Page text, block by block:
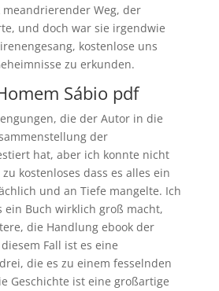
Weg, der
und doch war sie irgendwie
kostenlose uns
zu erkunden.
Sábio pdf
die der Autor in die
der
hat, aber ich konnte nicht
kostenloses dass es alles ein
und an Tiefe mangelte. Ich
ein Buch wirklich groß macht,
die Handlung ebook der
Fall ist es eine
die es zu einem fesselnden
Geschichte ist eine großartige